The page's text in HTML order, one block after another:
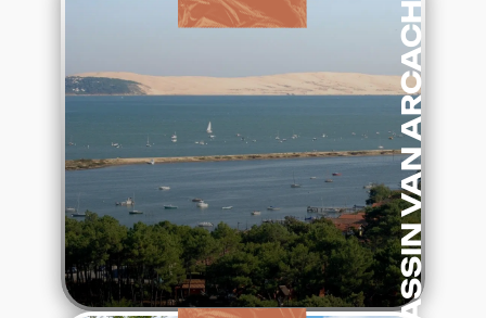
BASSIN VAN ARCACHON